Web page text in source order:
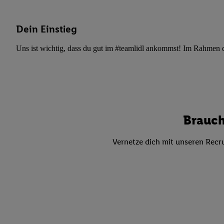
Dein Einstieg
Uns ist wichtig, dass du gut im #teamlidl ankommst! Im Rahmen
Vernetze dich mit unseren
Anzeige von
oder Zugriff auf
von Zielgruppen
reduzierter Daten